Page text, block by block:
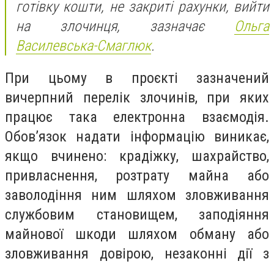
готівку кошти, не закриті рахунки, вийти
на злочинця, зазначає Ольга
Василевська-Смаглюк.
При цьому в проєкті зазначений
вичерпний перелік злочинів, при яких
працює така електронна взаємодія.
Обов’язок надати інформацію виникає,
якщо вчинено: крадіжку, шахрайство,
привласнення, розтрату майна або
заволодіння ним шляхом зловживання
службовим становищем, заподіяння
майнової шкоди шляхом обману або
зловживання довірою, незаконні дії з